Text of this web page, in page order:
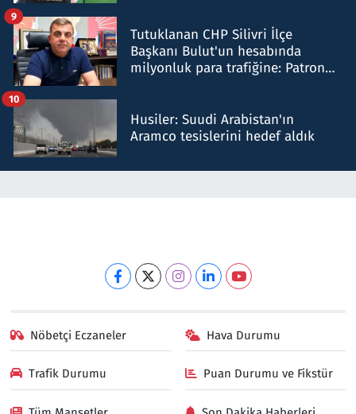
Tutuklanan CHP Silivri İlçe
Başkanı Bulut'un hesabında
milyonluk para trafiğine: Patron
9
Husiler: Suudi Arabistan'ın
Aramco tesislerini hedef aldık
10
Nöbetçi Eczaneler Hava Durumu
Trafik Durumu Puan Durumu ve Fikstür